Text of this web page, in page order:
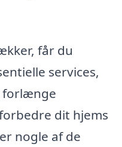
får du
services,
forlænge
dit hjems
nogle af de